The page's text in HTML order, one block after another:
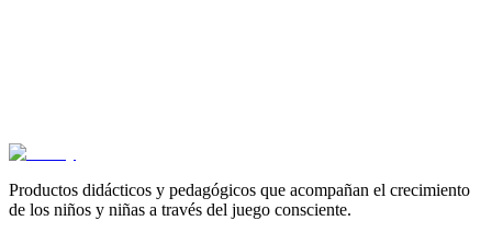
Cotizar
Productos didácticos y pedagógicos que acompañan el crecimiento
de los niños y niñas a través del juego consciente.